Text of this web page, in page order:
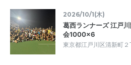
2026/10/1(木)
葛西ランナーズ 江戸
会1000×6
東京都江戸川区清新町２